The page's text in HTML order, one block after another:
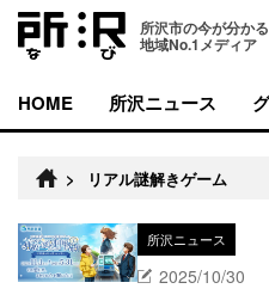
所沢市の今が分かる
地域No.1メディア
HOME 所沢ニュース
> リアル謎解きゲーム
所沢ニュース
2025/10/30